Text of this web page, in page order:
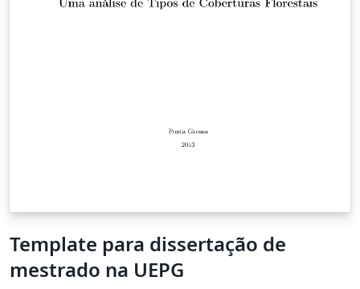
Template para dissertação de
mestrado na UEPG